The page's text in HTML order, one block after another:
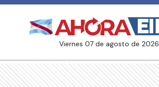
viernes 07 de agosto de 2026